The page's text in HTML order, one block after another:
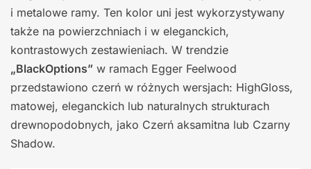
i metalowe ramy. Ten kolor uni jest wykorzystywany
także na powierzchniach i w eleganckich,
kontrastowych zestawieniach. W trendzie
„BlackOptions” w ramach Egger Feelwood
przedstawiono czerń w różnych wersjach: HighGloss,
matowej, eleganckich lub naturalnych strukturach
drewnopodobnych, jako Czerń aksamitna lub Czarny
Shadow.